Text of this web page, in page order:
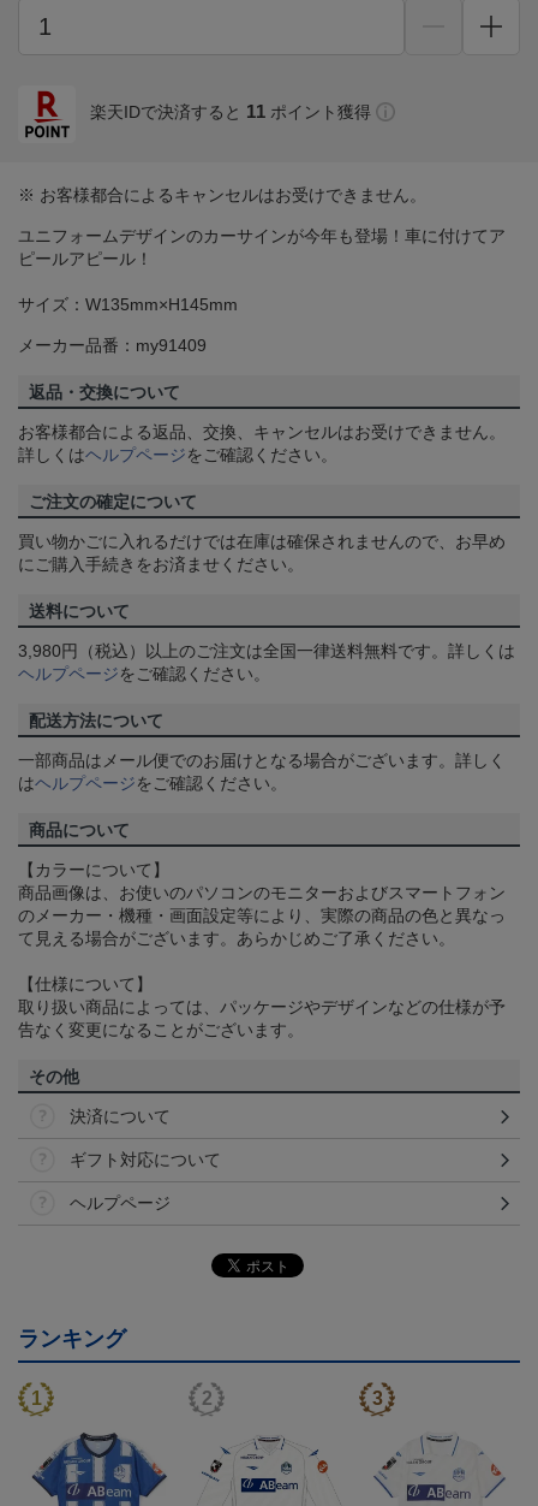
楽天IDで決済すると 11 ポイント獲得
※ お客様都合によるキャンセルはお受けできません。
ユニフォームデザインのカーサインが今年も登場！車に付けてア
ピールアピール！
サイズ：W135mm×H145mm
メーカー品番：my91409
返品・交換について
お客様都合による返品、交換、キャンセルはお受けできません。
詳しくはヘルプページをご確認ください。
ご注文の確定について
買い物かごに入れるだけでは在庫は確保されませんので、お早め
にご購入手続きをお済ませください。
送料について
3,980円（税込）以上のご注文は全国一律送料無料です。詳しくは
ヘルプページをご確認ください。
配送方法について
一部商品はメール便でのお届けとなる場合がございます。詳しく
はヘルプページをご確認ください。
商品について
【カラーについて】
商品画像は、お使いのパソコンのモニターおよびスマートフォン
のメーカー・機種・画面設定等により、実際の商品の色と異なっ
て見える場合がございます。あらかじめご了承ください。
【仕様について】
取り扱い商品によっては、パッケージやデザインなどの仕様が予
告なく変更になることがございます。
その他
決済について
ギフト対応について
ヘルプページ
ランキング